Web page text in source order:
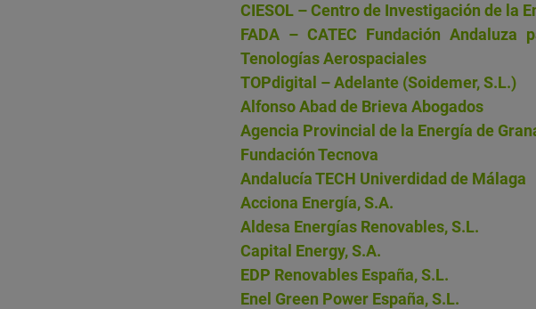
CIESOL – Centro de Investigación de la
FADA – CATEC Fundación
Tenologías Aerospaciales
TOPdigital – Adelante (Soidemer, S.L.)
Alfonso Abad de Brieva Abogados
Agencia Provincial de la Energía de
Fundación Tecnova
Andalucía TECH Univerdidad de Málaga
Acciona Energía, S.A.
Aldesa Energías Renovables, S.L.
Capital Energy, S.A.
EDP Renovables España, S.L.
Enel Green Power España, S.L.